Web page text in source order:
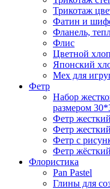
Трикотаж
Фатин и
Фланель,
Флис
Цветной
Японский
Мех для
Фетр
Набор
размером
Фетр
Фетр
Фетр с
Фетр
Флористика
Pan Pastel
Глины для